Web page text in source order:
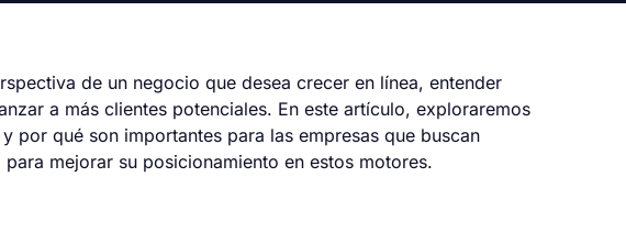
de un negocio que desea crecer en línea, entender
a más clientes potenciales. En este artículo, exploraremos
por qué son importantes para las empresas que buscan
mejorar su posicionamiento en estos motores.